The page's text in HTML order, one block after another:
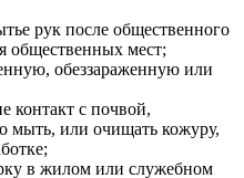
рук после общественного
общественных мест;
обеззараженную или
с почвой,
мыть, или очищать кожуру,
в жилом или служебном